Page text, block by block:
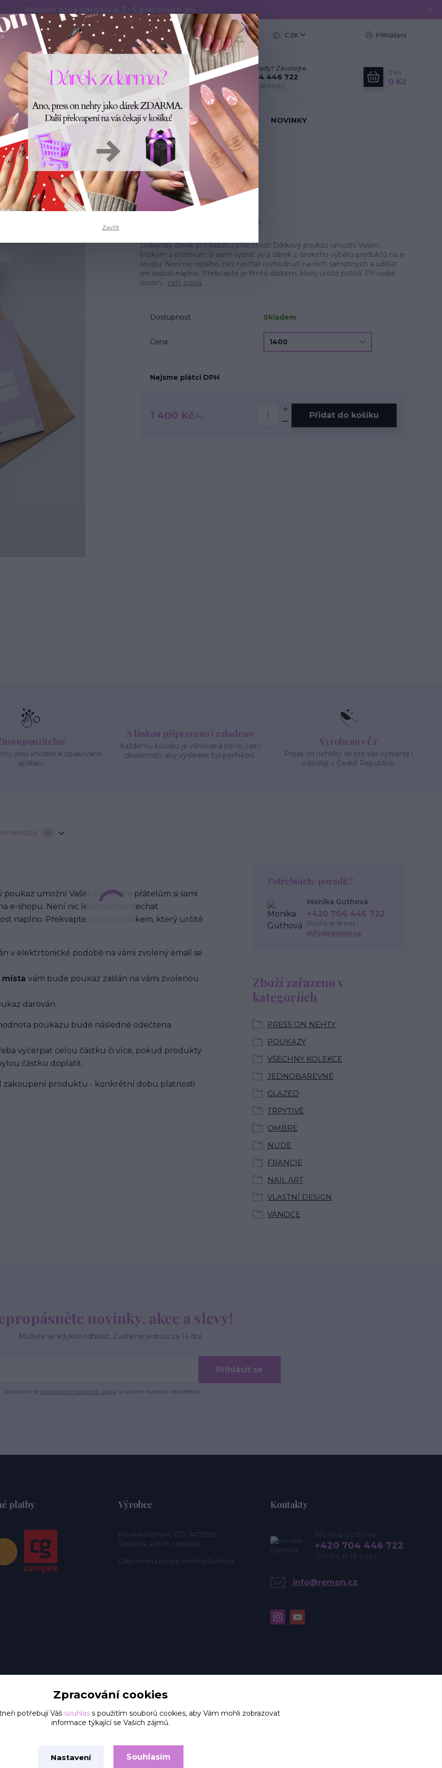
Aktuální doba odeslání je 3 - 5 pracovních dní.
ON NEHTŮ Aplikace PRESS ON NEHTŮ O nás Více CZK Přihlášení
Hledat
Nevíte si rady? Zavolejte.
+420 704 446 722
(Po-Pá, 8-18 hod.)
0 ks
0 Kč
O NEHTY DOPLŇKY POUKAZY JAK SI ZMĚŘIT NEHTY NOVINKY
Úvod PRESS ON NEHTY Dárkový poukaz
Dárkový poukaz
Ohodnotit produkt
Dokonalý dárek pro každou příležitost! Dárkový poukaz umožní Vašim
blízkým a přátelům si sami vybrat svůj dárek z širokého výběru produktů na e-
shopu. Není nic lepšího, než nechat rozhodnutí na nich samotných a udělat
jim radost naplno. Překvapte je tímto dárkem, který určitě potěší. Při volbě
osobn... celý popis
Dostupnost Skladem
Cena
Nejsme plátci DPH
1 400 Kč/ks Přidat do košíku
jsou vhodné k opakované
aplikaci.
S láskou připraveno i zabaleno
Každému kousku je věnovaná péče, čas i
zkušenosti, aby výsledek byl perfektní.
Vyrobeno v Čr
Press on nehtíky se pro vás vytvářejí i
odesílají v České Republice.
0
umožní Vašim blízkým a přátelům si sami
e-shopu. Není nic lepšího, než nechat
naplno. Překvapte je tímto dárkem, který určitě
v elektrtonické podobě na vámi zvolený email se
místa vám bude poukaz zaslán na vámi zvolenou
darován.
poukazu bude následně odečtena.
vyčerpat celou částku či více, pokud produkty
částku doplatit.
zakoupení produktu - konkrétní dobu platnosti
Zboží zařazeno v
kategoriích
PRESS ON NEHTY
POUKAZY
VŠECHNY KOLEKCE
JEDNOBAREVNÉ
GLAZED
TŘPYTIVÉ
OMBRE
NUDE
FRANCIE
NAIL ART
VLASTNÍ DESIGN
VÁNOCE
Potřebujete poradit?
Monika Guthová
+420 704 446 722
(Po-Pá, 8-18 hod.)
info@remon.cz
novinky, akce a slevy!
Můžete se kdykoli odhlásit. Zasíláme jednou za 14 dní.
Přihlásit se
Souhlasím se zpracováním osobních údajů za účelem rozesílky newsletteru.
platby Výrobce
Monika Guthová, IČO: 74775596
Slepá 24, 439 26 Libčeves
Odpovědná osoba: Monika Guthová
Kontakty
Monika Guthová
+420 704 446 722
(Po-Pá, 8-18 hod.)
info@remon.cz
Zavřít
Zpracování cookies
potřebují Váš souhlass použitím souborů cookies, aby Vám mohli zobrazovat
informace týkající se Vašich zájmů.
Nastavení Souhlasím